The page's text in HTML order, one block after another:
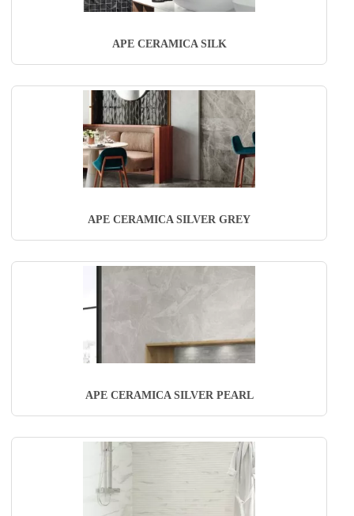
APE CERAMICA SILK
APE CERAMICA SILVER GREY
APE CERAMICA SILVER PEARL